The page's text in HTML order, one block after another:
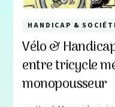
HANDICAP &
Vélo &
entre tricycle
monopousseur